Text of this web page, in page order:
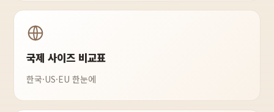
국제 사이즈 비교표
한국·US·EU 한눈에